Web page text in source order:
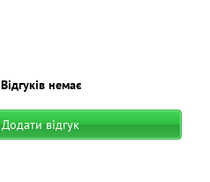
Відгуків немає
Додати відгук